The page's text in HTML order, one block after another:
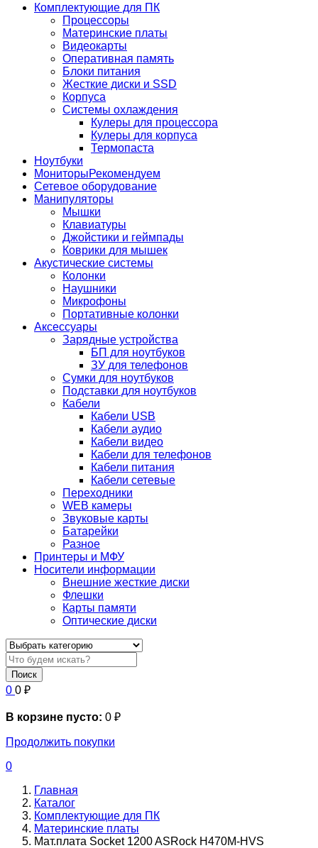
Комплектующие для ПК
Процессоры
Материнские платы
Видеокарты
Оперативная память
Блоки питания
Жесткие диски и SSD
Корпуса
Системы охлаждения
Кулеры для процессора
Кулеры для корпуса
Термопаста
Ноутбуки
МониторыРекомендуем
Сетевое оборудование
Манипуляторы
Мышки
Клавиатуры
Джойстики и геймпады
Коврики для мышек
Акустические системы
Колонки
Наушники
Микрофоны
Портативные колонки
Аксессуары
Зарядные устройства
БП для ноутбуков
ЗУ для телефонов
Сумки для ноутбуков
Подставки для ноутбуков
Кабели
Кабели USB
Кабели аудио
Кабели видео
Кабели для телефонов
Кабели питания
Кабели сетевые
Переходники
WEB камеры
Звуковые карты
Батарейки
Разное
Принтеры и МФУ
Носители информации
Внешние жесткие диски
Флешки
Карты памяти
Оптические диски
Поиск
0 0 ₽
В корзине пусто: 0 ₽
Продолжить покупки
0
Главная
Каталог
Комплектующие для ПК
Материнские платы
Мат.плата Socket 1200 ASRock H470M-HVS